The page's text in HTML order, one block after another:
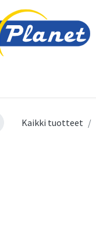
Kaikki tuotteet